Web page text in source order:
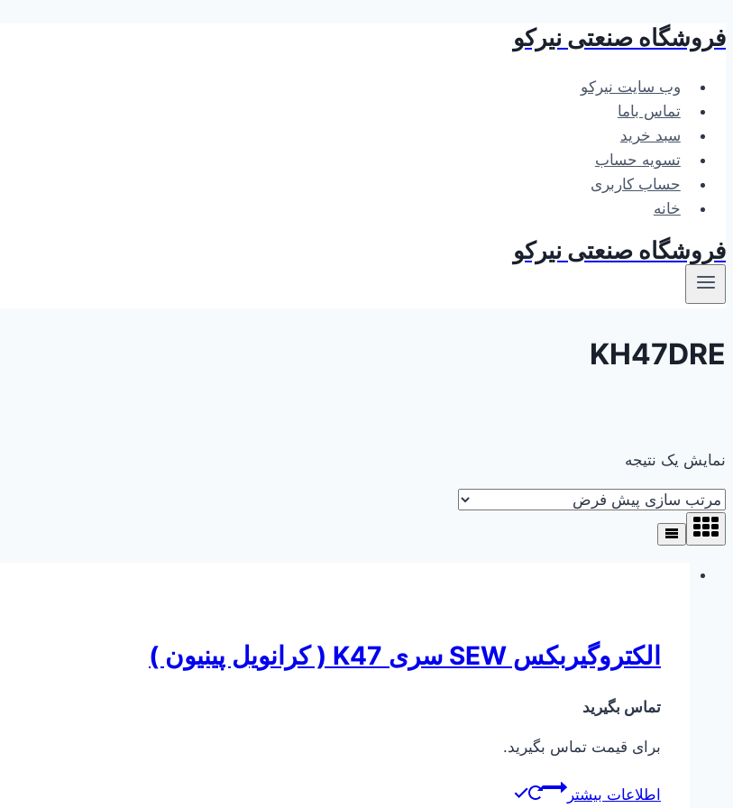
بازگشت
محتوا
فروشگاه صنعتی نیرکو
وب سایت نیرکو
تماس باما
سبد خرید
تسویه حساب
حساب کاربری
خانه
فروشگاه صنعتی نیرکو
KH47DRE
نمایش یک نتیجه
الکتروگیربکس SEW سری K47 ( کرانویل پینیون )
تماس بگیرید
برای قیمت تماس بگیرید.
اطلاعات بیشتر